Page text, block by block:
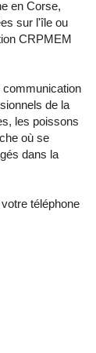
en Corse,
sur l'île ou
CRPMEM
communication
de la
les poissons
où se
dans la
téléphone